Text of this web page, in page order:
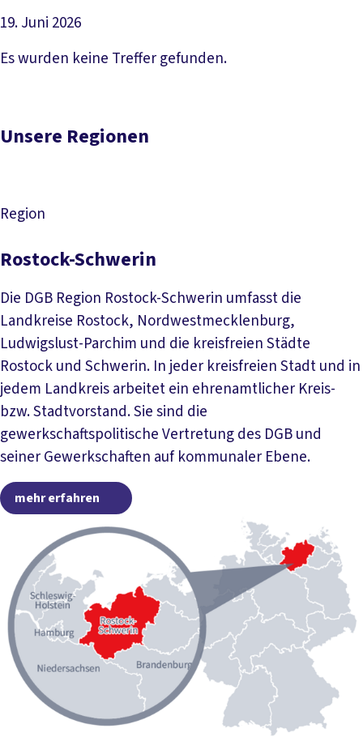
19. Juni 2026
Artikel lesen
Es wurden keine Treffer gefunden.
Unsere Regionen
Region
Rostock-Schwerin
Die DGB Region Rostock-Schwerin umfasst die
Landkreise Rostock, Nordwestmecklenburg,
Ludwigslust-Parchim und die kreisfreien Städte
Rostock und Schwerin. In jeder kreisfreien Stadt und in
jedem Landkreis arbeitet ein ehrenamtlicher Kreis-
bzw. Stadtvorstand. Sie sind die
gewerkschaftspolitische Vertretung des DGB und
seiner Gewerkschaften auf kommunaler Ebene.
mehr erfahren